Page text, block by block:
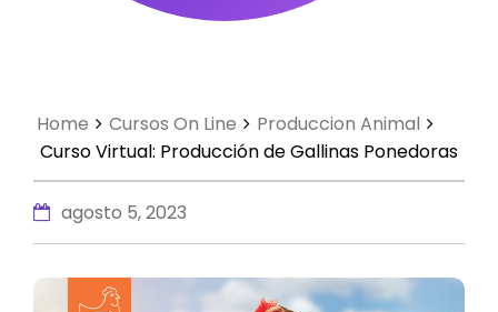
Home Cursos On Line
Produccion Animal
Curso Virtual: Producción de Gallinas Ponedoras
agosto 5, 2023